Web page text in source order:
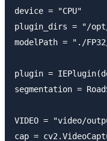
device = "CPU"
plugin_dirs = "/
modelPath = "./
plugin =
segmentation =
VIDEO = "video/
cap =